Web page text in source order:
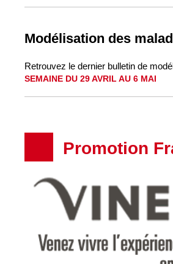
Modélisation des
Retrouvez le dernier bulletin de
SEMAINE DU 29 AVRIL AU 6 MAI
Promotion